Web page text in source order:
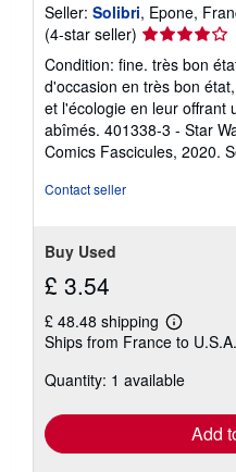
Seller: Solibri, Epone,
(4-star seller) Seller
rating
4
out
of
5
stars
Condition: fine. très bon
d'occasion en très bon
et l'écologie en leur offrant
abîmés. 401338-3 - Star
Comics Fascicules, 2020.
Contact seller
Buy Used
£ 3.54
£ 48.48 shipping
Learn
more
shipping
Ships from France to U.S.A.
Quantity: 1 available
Add